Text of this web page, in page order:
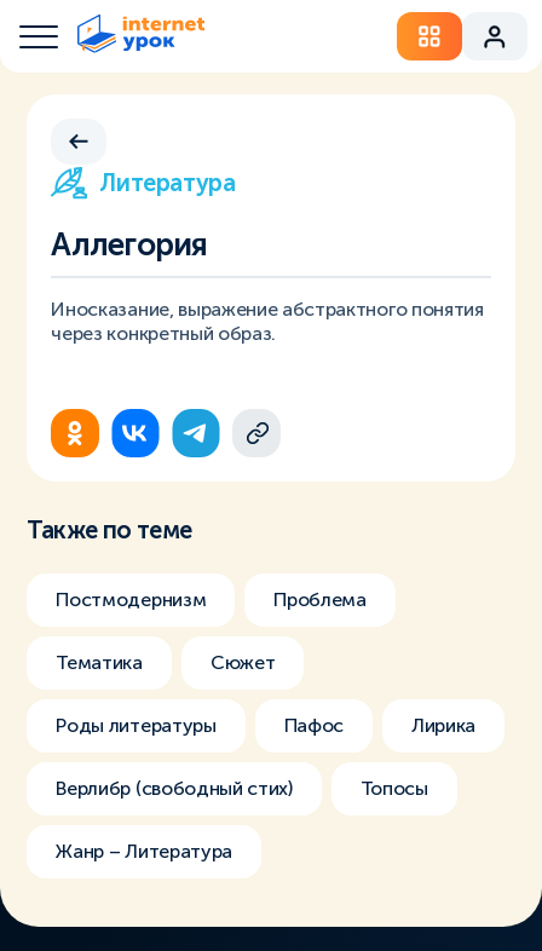
Литература
Аллегория
Иносказание, выражение абстрактного понятия
через конкретный образ.
Также по теме
Постмодернизм Проблема
Тематика Сюжет
Роды литературы Пафос Лирика
Верлибр (свободный стих) Топосы
Жанр – Литература